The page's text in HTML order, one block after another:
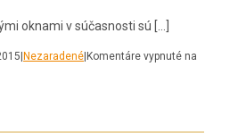
oknami v súčasnosti sú […]
Nezaradené Komentáre vypnuté na